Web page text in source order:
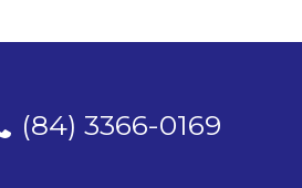
(84) 3366-0169